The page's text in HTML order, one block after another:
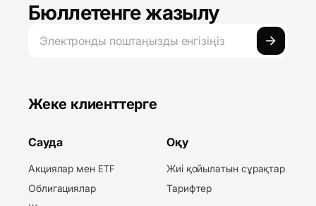
Бюллетенге жазылу
Жеке клиенттерге
Сауда
Акциялар мен ETF
Облигациялар
Оқу
Жиі қойылатын сұрақтар
Тарифтер